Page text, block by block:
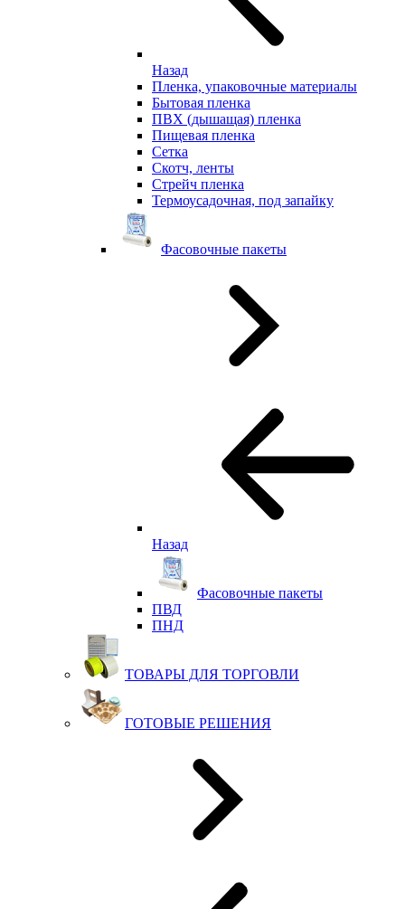
Назад
Пленка, упаковочные материалы
Бытовая пленка
ПВХ (дышащая) пленка
Пищевая пленка
Сетка
Скотч, ленты
Стрейч пленка
Термоусадочная, под запайку
Фасовочные пакеты
Назад
Фасовочные пакеты
ПВД
ПНД
ТОВАРЫ ДЛЯ ТОРГОВЛИ
ГОТОВЫЕ РЕШЕНИЯ